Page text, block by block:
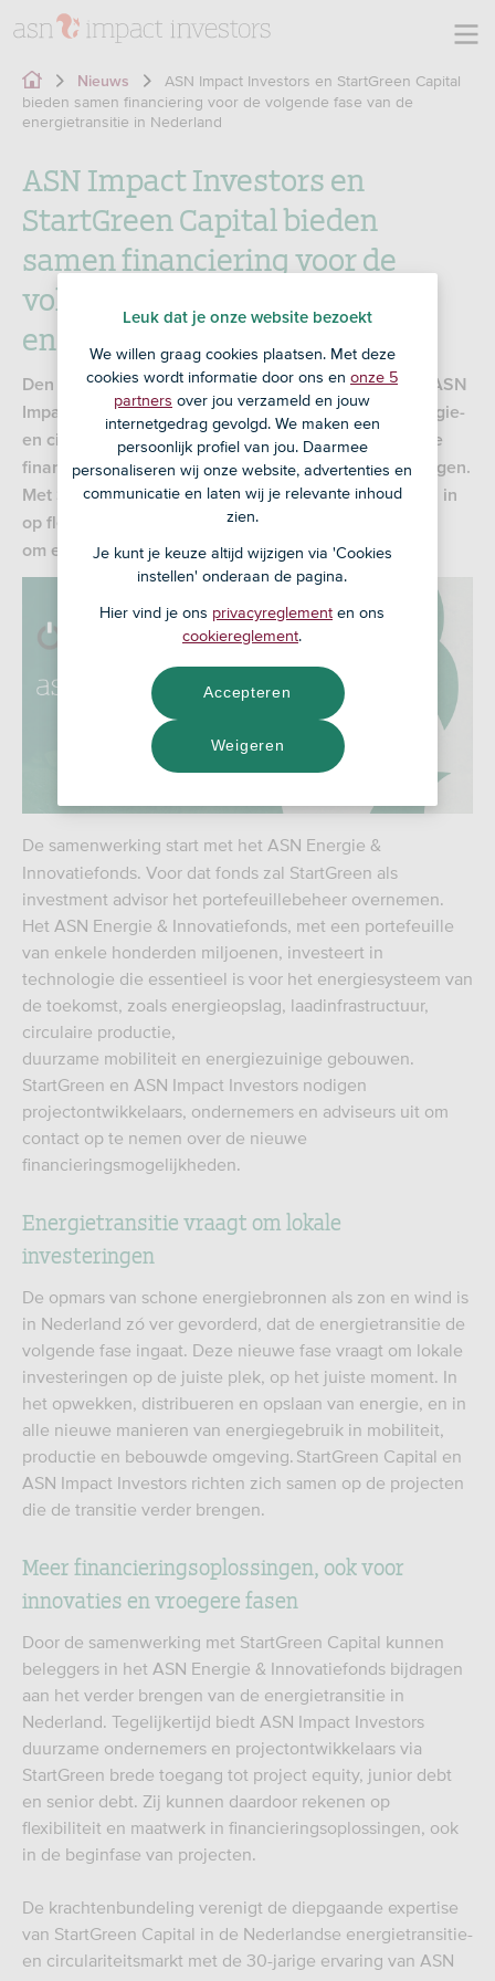
Nieuws
ASN Impact Investors en StartGreen Capital
bieden samen financiering voor de volgende fase van de
energietransitie in Nederland
ASN Impact Investors en
StartGreen Capital bieden
samen financiering voor de
volgende fase van de
energietransitie in Nederland
Den Haag, 11 februari 2025 - StartGreen Capital en ASN
Impact Investors gaan de volgende fase van de energie-
en circulaire transitie in Nederland versnellen met de
financiering van duurzame projecten en ondernemingen.
Met StartGreen als fondsadviseur zetten de partners in
op flexibiliteit en maatwerk
om essentiële innovaties en projecten aan te jagen.
De samenwerking start met het ASN Energie &
Innovatiefonds. Voor dat fonds zal StartGreen als
investment advisor het portefeuillebeheer overnemen.
Het ASN Energie & Innovatiefonds, met een portefeuille
van enkele honderden miljoenen, investeert in
technologie die essentieel is voor het energiesysteem van
de toekomst, zoals energieopslag, laadinfrastructuur,
circulaire productie,
duurzame mobiliteit en energiezuinige gebouwen.
StartGreen en ASN Impact Investors nodigen
projectontwikkelaars, ondernemers en adviseurs uit om
contact op te nemen over de nieuwe
financieringsmogelijkheden.
Energietransitie vraagt om lokale
investeringen
De opmars van schone energiebronnen als zon en wind is
in Nederland zó ver gevorderd, dat de energietransitie de
volgende fase ingaat. Deze nieuwe fase vraagt om lokale
investeringen op de juiste plek, op het juiste moment. In
het opwekken, distribueren en opslaan van energie, en in
alle nieuwe manieren van energiegebruik in mobiliteit,
productie en bebouwde omgeving. StartGreen Capital en
ASN Impact Investors richten zich samen op de projecten
die de transitie verder brengen.
Meer financieringsoplossingen, ook voor
innovaties en vroegere fasen
Door de samenwerking met StartGreen Capital kunnen
beleggers in het ASN Energie & Innovatiefonds bijdragen
aan het verder brengen van de energietransitie in
Nederland. Tegelijkertijd biedt ASN Impact Investors
duurzame ondernemers en projectontwikkelaars via
StartGreen brede toegang tot project equity, junior debt
en senior debt. Zij kunnen daardoor rekenen op
flexibiliteit en maatwerk in financieringsoplossingen, ook
in de beginfase van projecten.
De krachtenbundeling verenigt de diepgaande expertise
van StartGreen Capital in de Nederlandse energietransitie-
en circulariteitsmarkt met de 30-jarige ervaring van ASN
Leuk dat je onze website bezoekt
We willen graag cookies plaatsen. Met deze
cookies wordt informatie door ons en onze 5
partners over jou verzameld en jouw
internetgedrag gevolgd. We maken een
persoonlijk profiel van jou. Daarmee
personaliseren wij onze website, advertenties en
communicatie en laten wij je relevante inhoud
zien.
Je kunt je keuze altijd wijzigen via 'Cookies
instellen' onderaan de pagina.
Hier vind je ons privacyreglement en ons
cookiereglement.
Weigeren
Accepteren